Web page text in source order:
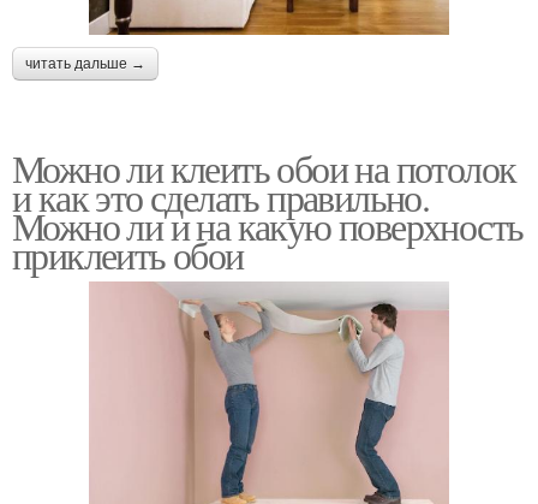
читать дальше →
Можно ли клеить обои на потолок
и как это сделать правильно.
Можно ли и на какую поверхность
приклеить обои